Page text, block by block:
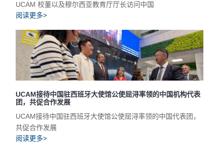
UCAM 校董以及穆尔西亚教育厅厅长访问中国
阅读更多>
UCAM接待中国驻西班牙大使馆公使屈浔率领的中国机构代表
团，共促合作发展
UCAM接待中国驻西班牙大使馆公使屈浔率领的中国代表团，
共促合作发展
阅读更多>